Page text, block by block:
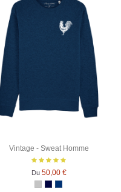
Vintage - Sweat Homme
Du 50,00 €
Gris Chiné
Bleu Marine
Bleu Marine Chiné